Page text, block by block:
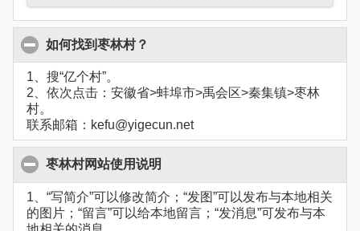
如何找到枣林村？
1、搜“亿个村”。
2、依次点击：安徽省>蚌埠市>禹会区>秦集镇>枣林
村。
联系邮箱：kefu@yigecun.net
枣林村网站使用说明
1、“写简介”可以修改简介；“发图”可以发布与本地相关
的图片；“留言”可以给本地留言；“发消息”可发布与本